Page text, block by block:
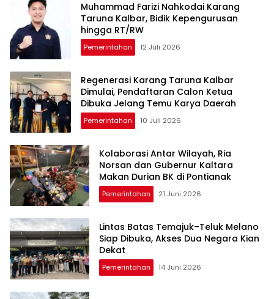
Muhammad Farizi Nahkodai Karang
Taruna Kalbar, Bidik Kepengurusan
hingga RT/RW
Pemerintahan 12 Juli 2026
Regenerasi Karang Taruna Kalbar
Dimulai, Pendaftaran Calon Ketua
Dibuka Jelang Temu Karya Daerah
Pemerintahan 10 Juli 2026
Kolaborasi Antar Wilayah, Ria
Norsan dan Gubernur Kaltara
Makan Durian BK di Pontianak
Pemerintahan 21 Juni 2026
Lintas Batas Temajuk–Teluk Melano
Siap Dibuka, Akses Dua Negara Kian
Dekat
Pemerintahan 14 Juni 2026